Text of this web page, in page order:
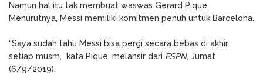
Namun hal itu tak membuat waswas Gerard Pique.
Menurutnya, Messi memiliki komitmen penuh untuk Barcelona.
“Saya sudah tahu Messi bisa pergi secara bebas di akhir
setiap musm,” kata Pique, melansir dari ESPN, Jumat
(6/9/2019).